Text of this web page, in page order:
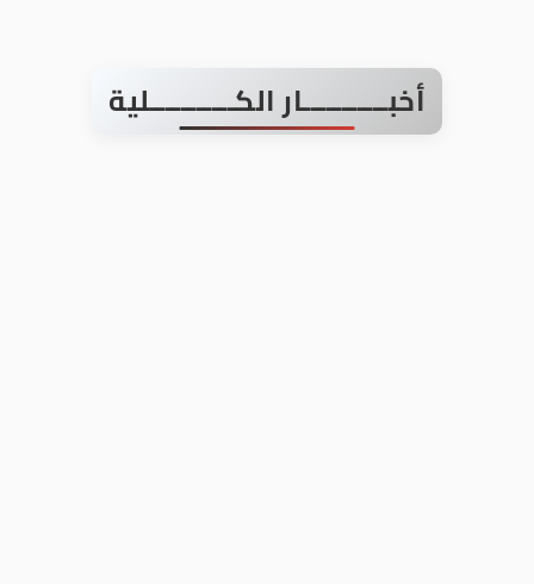
أخبـــــــــــار الكـــــــــــلية